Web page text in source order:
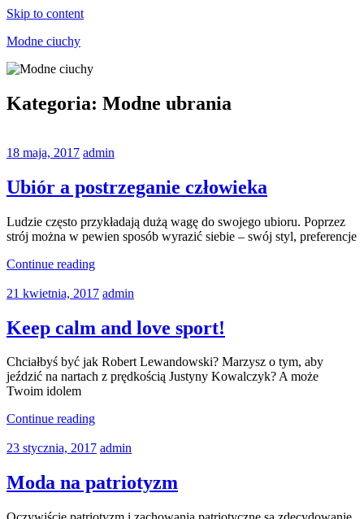
Skip to content
Modne ciuchy
nie
tylko
Kategoria: Modne ubrania
18 maja, 2017 admin
Ubiór a postrzeganie człowieka
Ludzie często przykładają dużą wagę do swojego ubioru. Poprzez
strój można w pewien sposób wyrazić siebie – swój styl, preferencje
Continue reading
21 kwietnia, 2017 admin
Keep calm and love sport!
Chciałbyś być jak Robert Lewandowski? Marzysz o tym, aby
jeździć na nartach z prędkością Justyny Kowalczyk? A może
Twoim idolem
Continue reading
23 stycznia, 2017 admin
Moda na patriotyzm